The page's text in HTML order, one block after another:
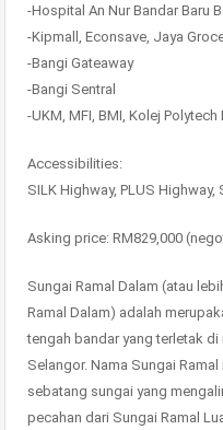
-Hospital An Nur Bandar Baru
-Kipmall, Econsave, Jaya
-Bangi Gateaway
-Bangi Sentral
-UKM, MFI, BMI, Kolej Polytech
Accessibilities:
SILK Highway, PLUS Highway,
Asking price: RM829,000
Sungai Ramal Dalam (atau
Ramal Dalam) adalah
tengah bandar yang terletak di
Selangor. Nama Sungai
sebatang sungai yang
pecahan dari Sungai Ramal